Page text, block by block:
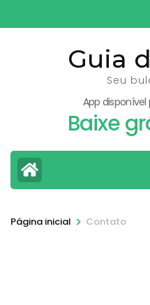
para
Guia
Seu
App disponível
Baixe
Página inicial > Contato